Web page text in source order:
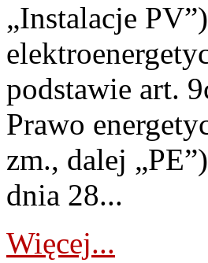
„Instalacje
podstawie art.
Prawo
zm., dalej
dnia 28...
Więcej...